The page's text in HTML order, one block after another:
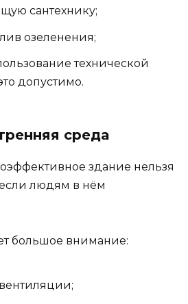
сантехнику;
озеленения;
технической
допустимо.
среда
здание нельзя
людям в нём
большое внимание: